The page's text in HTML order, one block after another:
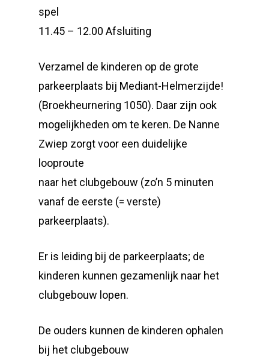
spel
11.45 – 12.00 Afsluiting
Verzamel de kinderen op de grote
parkeerplaats bij Mediant-Helmerzijde!
(Broekheurnering 1050). Daar zijn ook
mogelijkheden om te keren. De Nanne
Zwiep zorgt voor een duidelijke
looproute
naar het clubgebouw (zo’n 5 minuten
vanaf de eerste (= verste)
parkeerplaats).
Er is leiding bij de parkeerplaats; de
kinderen kunnen gezamenlijk naar het
clubgebouw lopen.
De ouders kunnen de kinderen ophalen
bij het clubgebouw